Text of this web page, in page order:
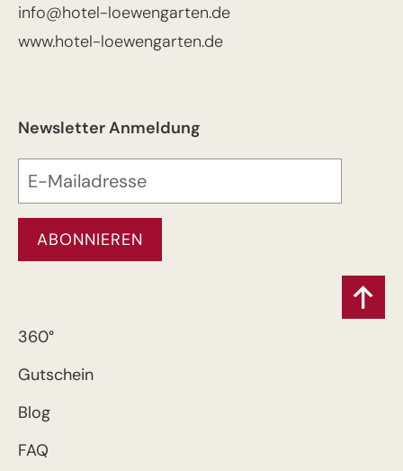
info@hotel-loewengarten.de
www.hotel-loewengarten.de
Newsletter Anmeldung
360°
Gutschein
Blog
FAQ